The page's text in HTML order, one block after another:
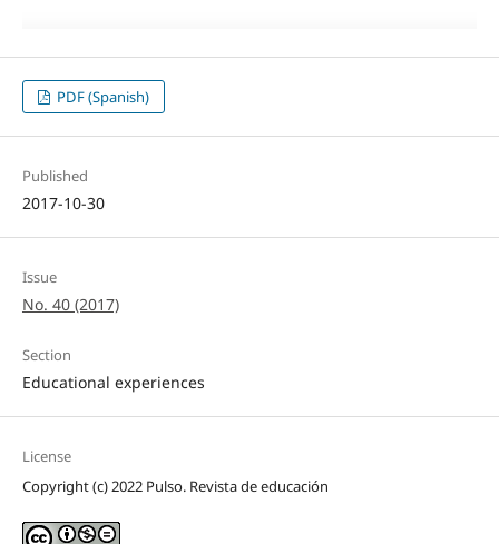
PDF (Spanish)
Published
2017-10-30
Issue
No. 40 (2017)
Section
Educational experiences
License
Copyright (c) 2022 Pulso. Revista de educación